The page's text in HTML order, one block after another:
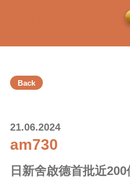
Back
21.06.2024
am730
日新舍啟德首批近